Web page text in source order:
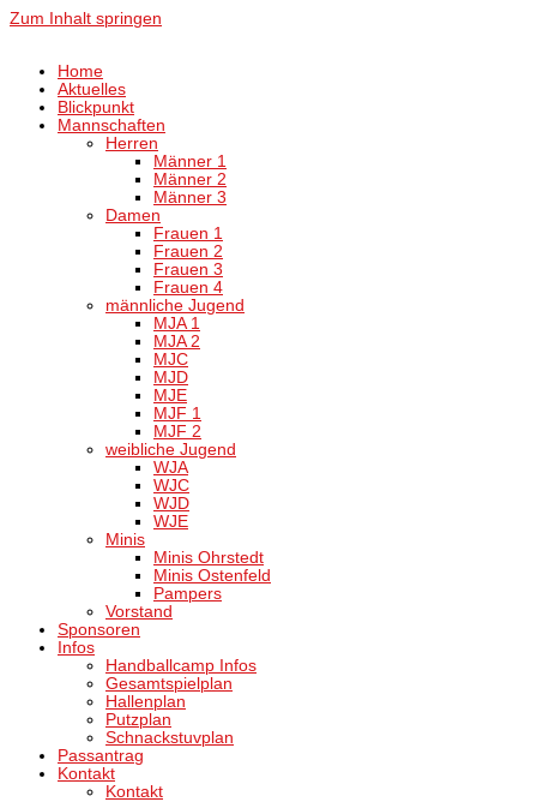
Zum Inhalt springen
Home
Aktuelles
Blickpunkt
Mannschaften
Herren
Männer 1
Männer 2
Männer 3
Damen
Frauen 1
Frauen 2
Frauen 3
Frauen 4
männliche Jugend
MJA 1
MJA 2
MJC
MJD
MJE
MJF 1
MJF 2
weibliche Jugend
WJA
WJC
WJD
WJE
Minis
Minis Ohrstedt
Minis Ostenfeld
Pampers
Vorstand
Sponsoren
Infos
Handballcamp Infos
Gesamtspielplan
Hallenplan
Putzplan
Schnackstuvplan
Passantrag
Kontakt
Kontakt